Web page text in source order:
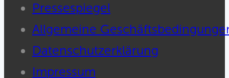
Pressespiegel
Allgemeine
Datenschutzerklärung
Impressum